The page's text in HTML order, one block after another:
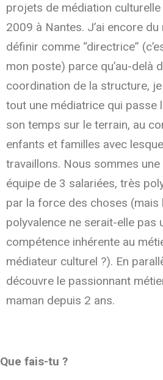
projets de médiation culturelle
2009 à Nantes. J’ai encore du
définir comme “directrice”
mon poste) parce qu’au-delà
coordination de la structure,
tout une médiatrice qui passe
son temps sur le terrain, au
enfants et familles avec
travaillons. Nous sommes
équipe de 3 salariées, très
par la force des choses (mais
polyvalence ne serait-elle pas
compétence inhérente au
médiateur culturel ?). En
découvre le passionnant
maman depuis 2 ans.
Que fais-tu ?